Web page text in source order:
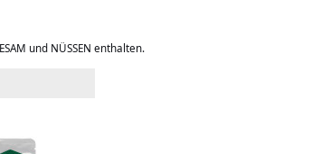
und NÜSSEN enthalten.